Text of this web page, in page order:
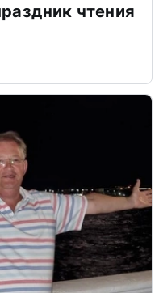
чтения